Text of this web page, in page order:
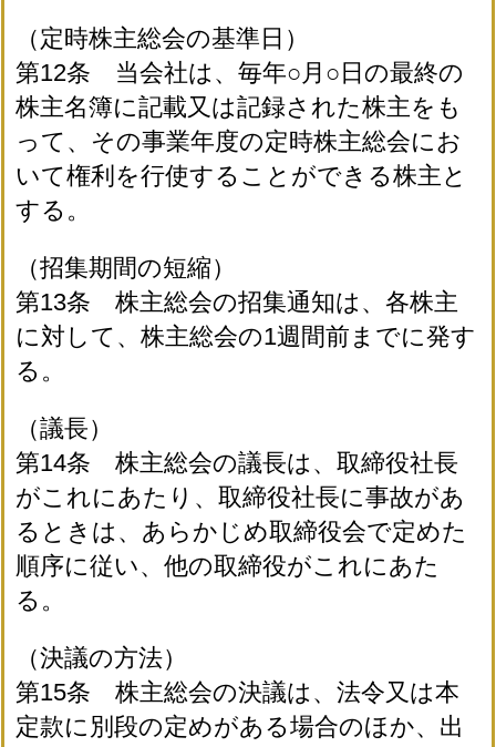
（定時株主総会の基準日）
第12条 当会社は、毎年○月○日の最終の
株主名簿に記載又は記録された株主をも
って、その事業年度の定時株主総会にお
いて権利を行使することができる株主と
する。
（招集期間の短縮）
第13条 株主総会の招集通知は、各株主
に対して、株主総会の1週間前までに発す
る。
（議長）
第14条 株主総会の議長は、取締役社長
がこれにあたり、取締役社長に事故があ
るときは、あらかじめ取締役会で定めた
順序に従い、他の取締役がこれにあた
る。
（決議の方法）
第15条 株主総会の決議は、法令又は本
定款に別段の定めがある場合のほか、出